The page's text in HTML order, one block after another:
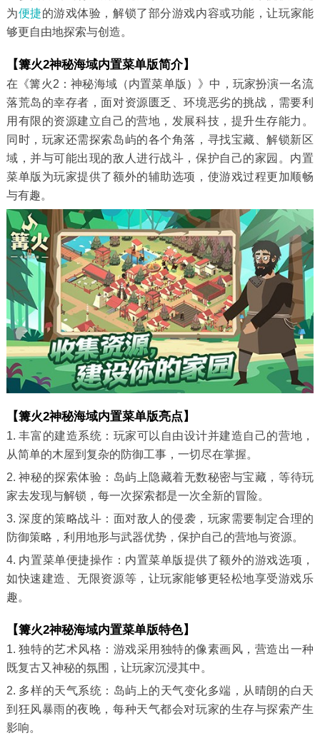
为便捷的游戏体验，解锁了部分游戏内容或功能，让玩家能
够更自由地探索与创造。
【篝火2神秘海域内置菜单版简介】
在《篝火2：神秘海域（内置菜单版）》中，玩家扮演一名流
落荒岛的幸存者，面对资源匮乏、环境恶劣的挑战，需要利
用有限的资源建立自己的营地，发展科技，提升生存能力。
同时，玩家还需探索岛屿的各个角落，寻找宝藏、解锁新区
域，并与可能出现的敌人进行战斗，保护自己的家园。内置
菜单版为玩家提供了额外的辅助选项，使游戏过程更加顺畅
与有趣。
【篝火2神秘海域内置菜单版亮点】
1. 丰富的建造系统：玩家可以自由设计并建造自己的营地，
从简单的木屋到复杂的防御工事，一切尽在掌握。
2. 神秘的探索体验：岛屿上隐藏着无数秘密与宝藏，等待玩
家去发现与解锁，每一次探索都是一次全新的冒险。
3. 深度的策略战斗：面对敌人的侵袭，玩家需要制定合理的
防御策略，利用地形与武器优势，保护自己的营地与资源。
4. 内置菜单便捷操作：内置菜单版提供了额外的游戏选项，
如快速建造、无限资源等，让玩家能够更轻松地享受游戏乐
趣。
【篝火2神秘海域内置菜单版特色】
1. 独特的艺术风格：游戏采用独特的像素画风，营造出一种
既复古又神秘的氛围，让玩家沉浸其中。
2. 多样的天气系统：岛屿上的天气变化多端，从晴朗的白天
到狂风暴雨的夜晚，每种天气都会对玩家的生存与探索产生
影响。